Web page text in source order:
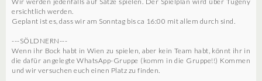
ersichtlich werden.
Geplant ist es, dass wir am Sonntag bis ca 16:00 mit allem durch sind.
---SÖLDNERN---
Wenn ihr Bock habt in Wien zu spielen, aber kein Team habt, könnt ihr in
die dafür angelegte WhatsApp-Gruppe (komm in die Gruppe!!) Kommen
und wir versuchen euch einen Platz zu finden.